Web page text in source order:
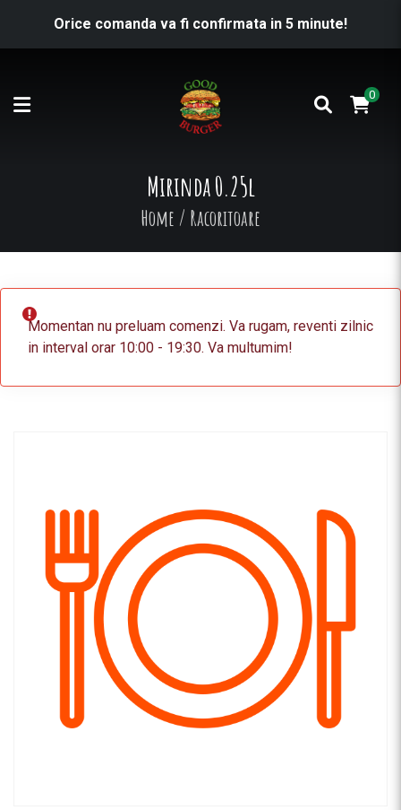
Orice comanda va fi confirmata in 5 minute!
0
Mirinda 0.25l
Home / Racoritoare
Momentan nu preluam comenzi. Va rugam, reventi zilnic
in interval orar 10:00 - 19:30. Va multumim!